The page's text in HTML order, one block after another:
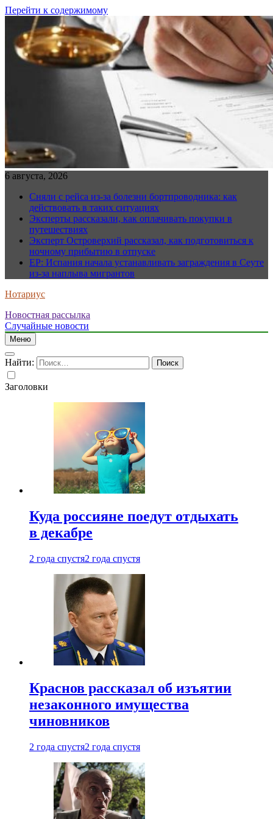
Перейти к содержимому
6 августа, 2026
Сняли с рейса из-за болезни бортпроводника: как
действовать в таких ситуациях
Эксперты рассказали, как оплачивать покупки в
путешествиях
Эксперт Островерхий рассказал, как подготовиться к
ночному прибытию в отпуске
EP: Испания начала устанавливать заграждения в Сеуте
из-за наплыва мигрантов
Нотариус
Новостная рассылка
Случайные новости
Меню
Найти:
Заголовки
Куда россияне поедут отдыхать
в декабре
2 года спустя2 года спустя
Краснов рассказал об изъятии
незаконного имущества
чиновников
2 года спустя2 года спустя